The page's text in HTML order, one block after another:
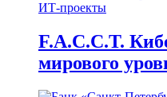
ИТ-проекты
F.A.C.C.T.
мирового